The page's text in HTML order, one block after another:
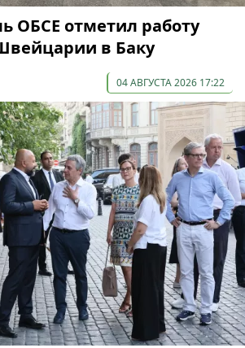
ОБСЕ отметил работу
в Баку
04 АВГУСТА 2026 17:22